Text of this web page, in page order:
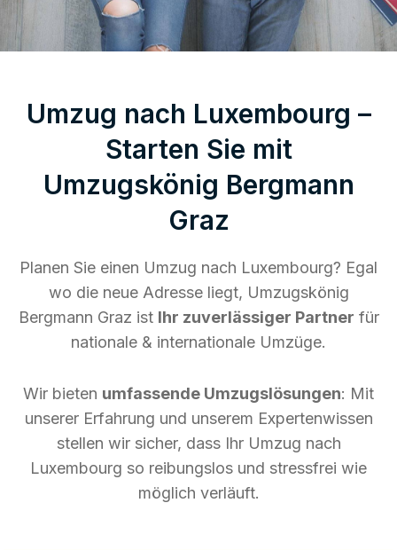
Umzug nach Luxembourg –
Starten Sie mit
Umzugskönig Bergmann
Graz
Planen Sie einen Umzug nach Luxembourg? Egal
wo die neue Adresse liegt, Umzugskönig
Bergmann Graz ist Ihr zuverlässiger Partner für
nationale & internationale Umzüge.
Wir bieten umfassende Umzugslösungen: Mit
unserer Erfahrung und unserem Expertenwissen
stellen wir sicher, dass Ihr Umzug nach
Luxembourg so reibungslos und stressfrei wie
möglich verläuft.